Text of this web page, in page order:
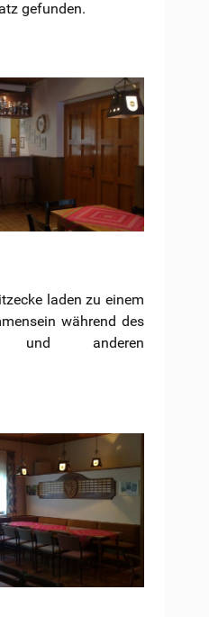
gefunden.
laden zu einem
während des
und anderen